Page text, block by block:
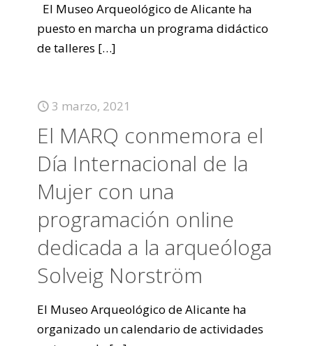
El Museo Arqueológico de Alicante ha
puesto en marcha un programa didáctico
de talleres […]
3 marzo, 2021
El MARQ conmemora el
Día Internacional de la
Mujer con una
programación online
dedicada a la arqueóloga
Solveig Norström
El Museo Arqueológico de Alicante ha
organizado un calendario de actividades